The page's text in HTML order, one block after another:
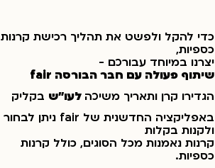
כדי להקל ולפשט את תהליך רכישת קרנות
כספיות,
יצרנו במיוחד עבורכם -
שיתוף פעולה עם חבר הבורסה fair
הגדירו קרן ותאריך משיכה לעו״ש בקליק
באפליקציה החדשנית של fair ניתן לבחור
ולקנות בקלות
קרנות נאמנות מכל הסוגים, כולל קרנות
כספיות.